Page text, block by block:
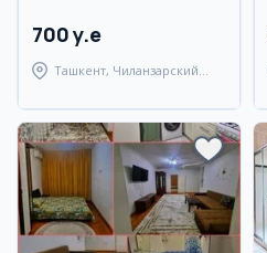
700 y.e
Ташкент, Чиланзарский